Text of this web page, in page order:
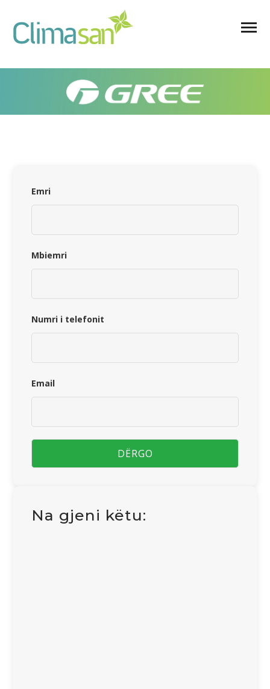
Emri
Mbiemri
Numri i telefonit
Email
Na gjeni këtu: